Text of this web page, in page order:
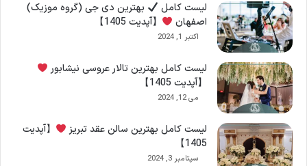
لیست کامل
بهترین دی جی (گروه موزیک)
اصفهان
【آپدیت 1405】
اکتبر 1, 2024
لیست کامل بهترین تالار عروسی نیشابور
【آپدیت 1405】
می 12, 2024
لیست کامل بهترین سالن عقد تبریز
【آپدیت
1405】
سپتامبر 3, 2024